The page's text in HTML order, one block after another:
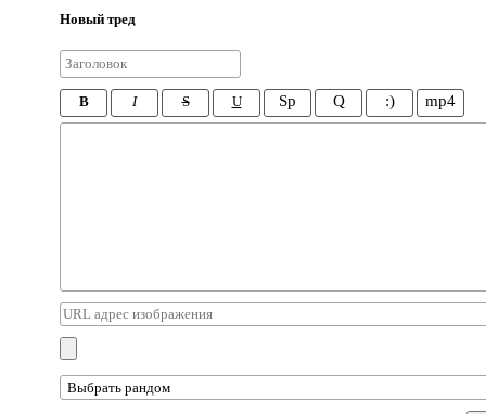
Новый тред
B I S U Sp Q :) mp4